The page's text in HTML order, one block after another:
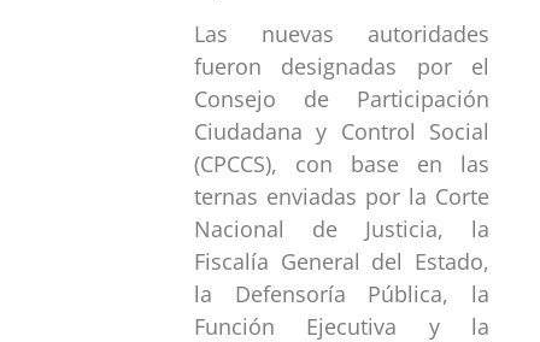
Las nuevas autoridades
fueron designadas por el
Consejo de Participación
Ciudadana y Control Social
(CPCCS), con base en las
ternas enviadas por la Corte
Nacional de Justicia, la
Fiscalía General del Estado,
la Defensoría Pública, la
Función Ejecutiva y la